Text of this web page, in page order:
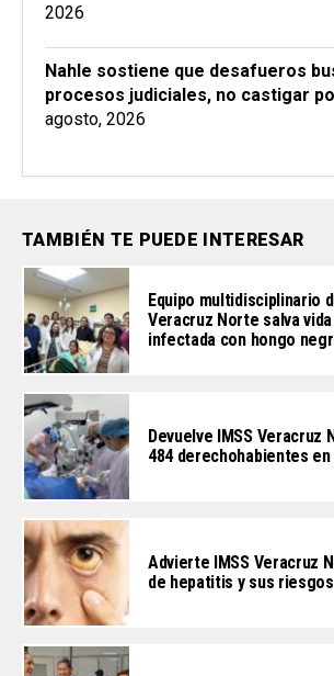
2026
Nahle sostiene que desafueros
procesos judiciales, no castigar
agosto, 2026
TAMBIÉN TE PUEDE INTERESAR
Equipo multidisciplinario
Veracruz Norte salva
infectada con hongo
Devuelve IMSS Veracruz
484 derechohabientes
Advierte IMSS Veracruz
de hepatitis y sus riesgos